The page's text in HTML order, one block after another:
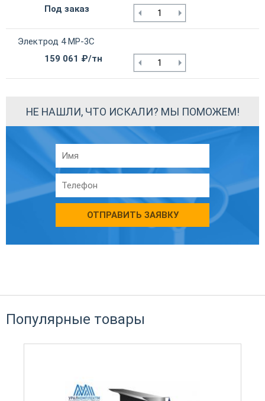
Под заказ
Электрод 4 МР-3С
159 061 ₽/тн
НЕ НАШЛИ, ЧТО ИСКАЛИ? МЫ ПОМОЖЕМ!
ОТПРАВИТЬ ЗАЯВКУ
Популярные товары